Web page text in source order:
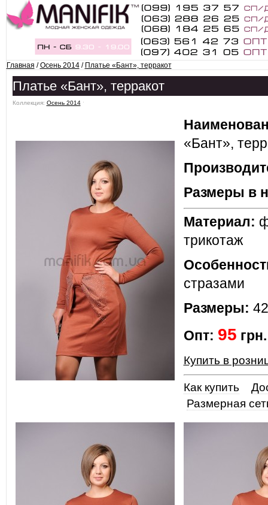
Главная /Осень 2014/ Платье «Бант», терракот
Платье «Бант», терракот
Коллекция: Осень 2014ˑ
«Бант»,
Размеры в
Материал:
трикотаж
стразами
Размеры:
Опт: 95 грн.
Купить в
Как купить
Размерная